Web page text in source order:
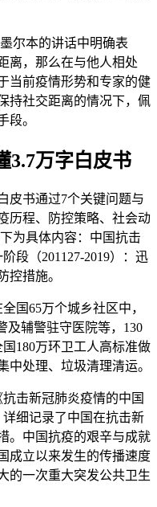
尔本的讲话中明确表
离，那么在与他人相处
当前疫情形势和专家的健
持社交距离的情况下，佩
段。
3.7万字白皮书
皮书通过7个关键问题与
历程、防控策略、社会动
为具体内容：中国抗击
段（201127-2019）：迅
控措施。
国65万个城乡社区中，
及辅警驻守医院等，130
180万环卫工人高标准做
中处理、垃圾清理清运。
击新冠肺炎疫情的中国
细记录了中国在抗击新
。中国抗疫的艰辛与成就
成立以来发生的传播速度
的一次重大突发公共卫生